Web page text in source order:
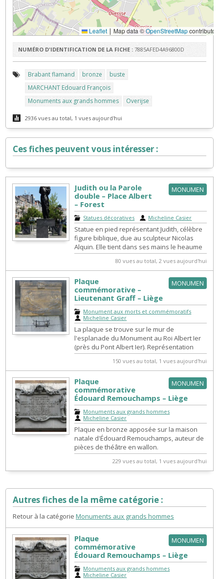
Leaflet | Map data ©OpenStreetMap
NUMÉRO D'IDENTIFICATION DE LA FICHE : 7885AFED4A96800D
Brabant flamand bronze
buste
MARCHANT Edouard François
Monuments aux grands hommes
Overijse
2936 vues au total, 1 vues aujourd'hui
Ces fiches peuvent vous intéresser :
MONUMEN
Judith ou la Parole
double – Place Albert
– Forest
Statues décoratives Micheline Casier
Statue en pied représentant Judith, célèbre
figure biblique, due au sculpteur Nicolas
Alquin. Elle tient dans ses mains le heaume
d'Holopherne qu'elle vient de ...
80 vues au total, 2 vues aujourd'hui
MONUMEN
Plaque
commémorative –
Lieutenant Graff – Liège
Monument aux morts et commémoratifs
Micheline Casier
La plaque se trouve sur le mur de
l'esplanade du Monument au Roi Albert Ier
(près du Pont Albert Ier). Représentation
d’une femme assise écrivant, face à deu...
150 vues au total, 1 vues aujourd'hui
MONUMEN
Plaque
commémorative
Édouard Remouchamps – Liège
Monuments aux grands hommes
Micheline Casier
Plaque en bronze apposée sur la maison
natale d'Édouard Remouchamps, auteur de
pièces de théâtre en wallon.
229 vues au total, 1 vues aujourd'hui
Autres fiches de la même catégorie :
Retour à la catégorie Monuments aux grands hommes
MONUMEN
Plaque
commémorative
Édouard Remouchamps – Liège
Monuments aux grands hommes
Micheline Casier